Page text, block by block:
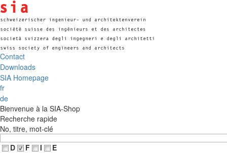
Contact
Downloads
SIA Homepage
fr
de
Bienvenue à la SIA-Shop
Recherche rapide
No, titre, mot-clé
D
F I
E